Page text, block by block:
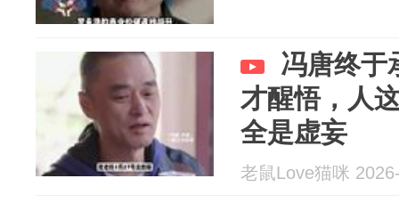
冯唐终于
才醒悟，人
全是虚妄
老鼠Love猫咪